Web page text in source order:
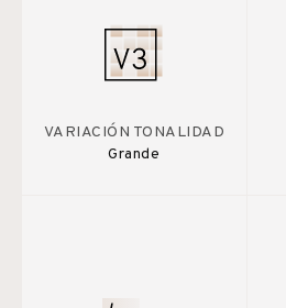
VARIACIÓN TONALIDAD
Grande